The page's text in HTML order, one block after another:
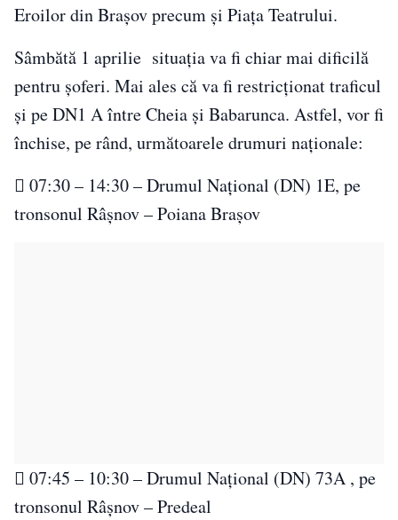
Eroilor din Brașov precum și Piața Teatrului.
Sâmbătă 1 aprilie situația va fi chiar mai dificilă
pentru șoferi. Mai ales că va fi restricționat traficul
și pe DN1 A între Cheia și Babarunca. Astfel, vor fi
închise, pe rând, următoarele drumuri naționale:
 07:30 – 14:30 – Drumul Național (DN) 1E, pe
tronsonul Râșnov – Poiana Brașov
 07:45 – 10:30 – Drumul Național (DN) 73A , pe
tronsonul Râșnov – Predeal